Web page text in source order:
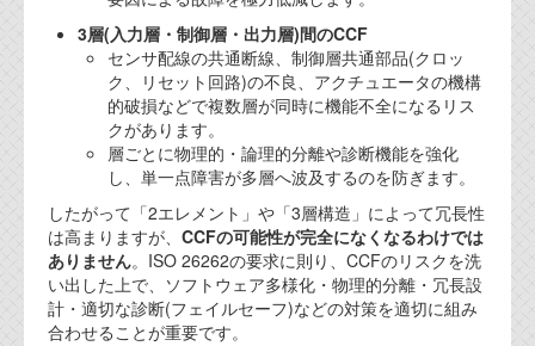
3層(入力層・制御層・出力層)間のCCF
センサ配線の共通断線、制御層共通部品(クロッ
ク、リセット回路)の不良、アクチュエータの機構
的破損などで複数層が同時に機能不全になるリス
クがあります。
層ごとに物理的・論理的分離や診断機能を強化
し、単一点障害が多層へ波及するのを防ぎます。
したがって「2エレメント」や「3層構造」によって冗長性
は高まりますが、 CCFの可能性が完全になくなるわけでは
ありません。ISO 26262の要求に則り、CCFのリスクを洗
い出した上で、ソフトウェア多様化・物理的分離・冗長設
計・適切な診断(フェイルセーフ)などの対策を適切に組み
合わせることが重要です。